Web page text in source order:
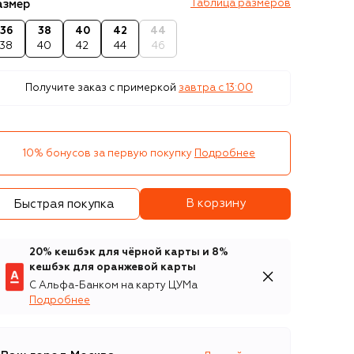
Таблица размеров
36
38
38
40
40
42
42
44
44
46
Получите заказ с примеркой завтра c 13:00
10% бонусов за первую покупку Подробнее
Быстрая покупка В корзину
20% кешбэк для чёрной карты и 8%
кешбэк для оранжевой карты
С Альфа-Банком на карту ЦУМа
Подробнее